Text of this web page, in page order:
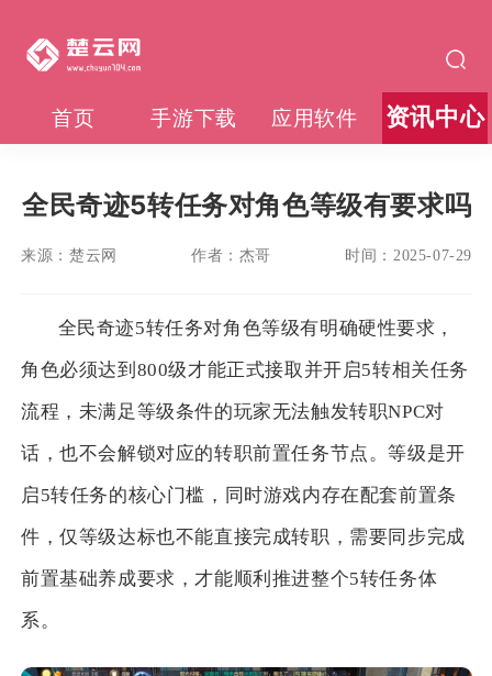
首页 手游下载 应用软件 资讯中心
全民奇迹5转任务对角色等级有要求吗
来源： 楚云网 作者： 杰哥 时间： 2025-07-29
全民奇迹5转任务对角色等级有明确硬性要求，
角色必须达到800级才能正式接取并开启5转相关任务
流程，未满足等级条件的玩家无法触发转职NPC对
话，也不会解锁对应的转职前置任务节点。等级是开
启5转任务的核心门槛，同时游戏内存在配套前置条
件，仅等级达标也不能直接完成转职，需要同步完成
前置基础养成要求，才能顺利推进整个5转任务体
系。